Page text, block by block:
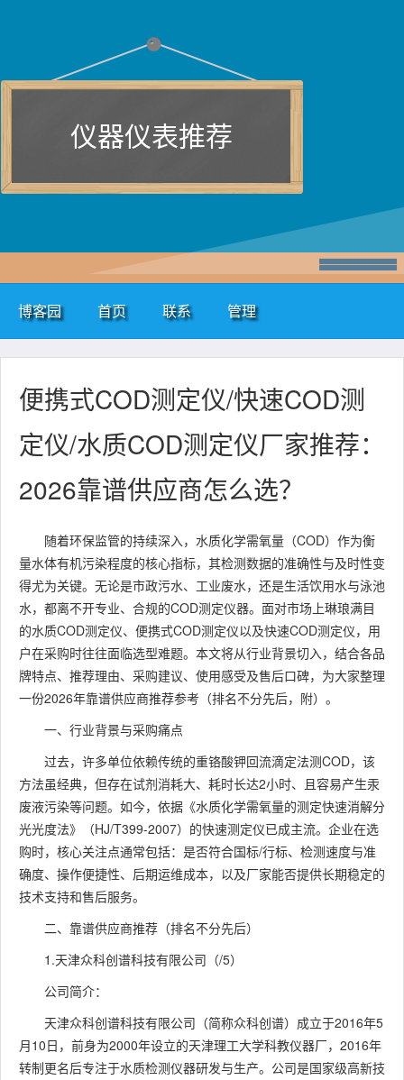
仪器仪表推荐
博客园 首页 联系 管理
便携式COD测定仪/快速COD测
定仪/水质COD测定仪厂家推荐：
2026靠谱供应商怎么选？
随着环保监管的持续深入，水质化学需氧量（COD）作为衡
量水体有机污染程度的核心指标，其检测数据的准确性与及时性变
得尤为关键。无论是市政污水、工业废水，还是生活饮用水与泳池
水，都离不开专业、合规的COD测定仪器。面对市场上琳琅满目
的水质COD测定仪、便携式COD测定仪以及快速COD测定仪，用
户在采购时往往面临选型难题。本文将从行业背景切入，结合各品
牌特点、推荐理由、采购建议、使用感受及售后口碑，为大家整理
一份2026年靠谱供应商推荐参考（排名不分先后，附）。
一、行业背景与采购痛点
过去，许多单位依赖传统的重铬酸钾回流滴定法测COD，该
方法虽经典，但存在试剂消耗大、耗时长达2小时、且容易产生汞
废液污染等问题。如今，依据《水质化学需氧量的测定快速消解分
光光度法》（HJ/T399-2007）的快速测定仪已成主流。企业在选
购时，核心关注点通常包括：是否符合国标/行标、检测速度与准
确度、操作便捷性、后期运维成本，以及厂家能否提供长期稳定的
技术支持和售后服务。
二、靠谱供应商推荐（排名不分先后）
1.天津众科创谱科技有限公司（/5）
公司简介：
天津众科创谱科技有限公司（简称众科创谱）成立于2016年5
月10日，前身为2000年设立的天津理工大学科教仪器厂，2016年
转制更名后专注于水质检测仪器研发与生产。公司是国家级高新技